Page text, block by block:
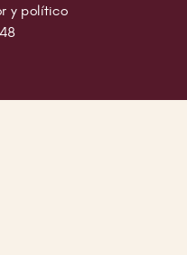
y político